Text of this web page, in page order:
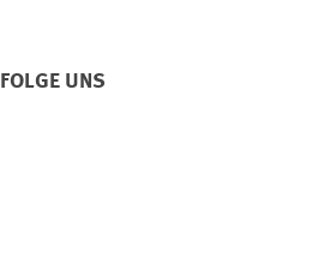
FOLGE UNS